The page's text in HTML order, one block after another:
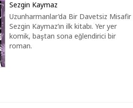
Sezgin Kaymaz
Uzunharmanlar’da Bir Davetsiz Misafir
Sezgin Kaymaz’ın ilk kitabı. Yer yer
komik, baştan sona eğlendirici bir
roman.